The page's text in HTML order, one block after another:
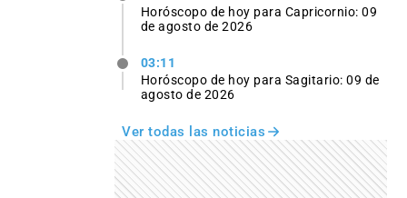
Horóscopo de hoy para Capricornio: 09
de agosto de 2026
03:11
Horóscopo de hoy para Sagitario: 09 de
agosto de 2026
Ver todas las noticias